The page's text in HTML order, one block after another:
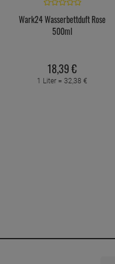
Wark24 Wasserbettduft Rose
500ml
18,39€
1 Liter = 32,38 €